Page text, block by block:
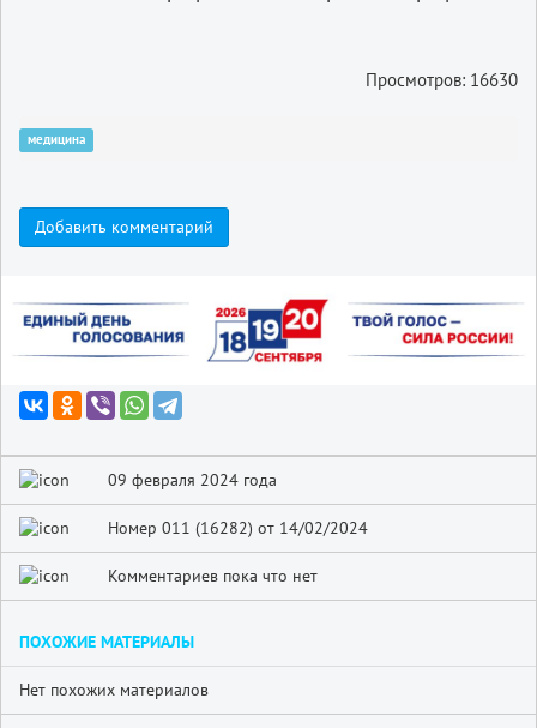
Просмотров: 16630
медицина
Добавить комментарий
09 февраля 2024 года
Номер 011 (16282) от 14/02/2024
Комментариев пока что нет
ПОХОЖИЕ МАТЕРИАЛЫ
Нет похожих материалов